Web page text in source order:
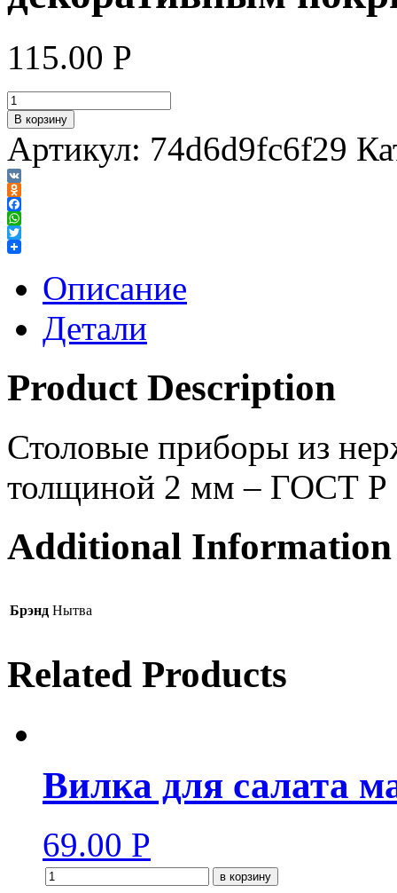
115.00 Р
В корзину
Артикул: 74d6d9fc6f29
VK
Odnoklassniki
Facebook
WhatsApp
Twitter
Описание
Детали
Product Description
Столовые приборы из
толщиной 2 мм – ГОСТ Р
Additional Information
Брэнд Нытва
Related Products
Вилка для салата
69.00 Р
в корзину